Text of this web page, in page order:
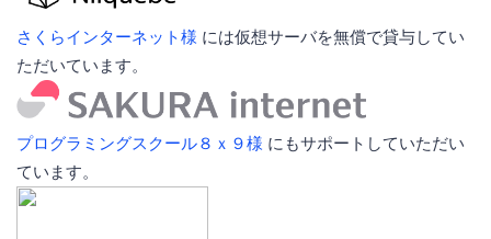
さくらインターネット様 には仮想サーバを無償で貸与してい
ただいています。
プログラミングスクール８ｘ９様 にもサポートしていただい
ています。